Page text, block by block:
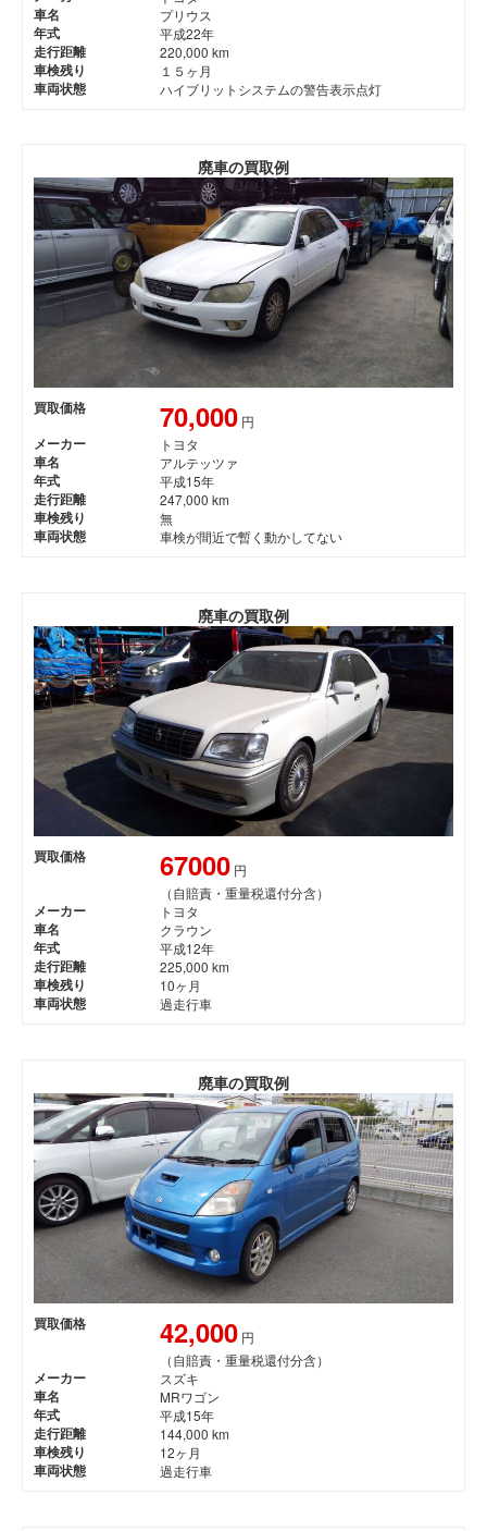
車名
プリウス
年式
平成22年
走行距離
220,000 km
車検残り
１５ヶ月
車両状態
ハイブリットシステムの警告表示点灯
廃車の買取例
買取価格 70,000円
メーカー
トヨタ
車名
アルテッツァ
年式
平成15年
走行距離
247,000 km
車検残り
無
車両状態
車検が間近で暫く動かしてない
廃車の買取例
買取価格 67000円
（自賠責・重量税還付分含）
メーカー
トヨタ
車名
クラウン
年式
平成12年
走行距離
225,000 km
車検残り
10ヶ月
車両状態
過走行車
廃車の買取例
買取価格 42,000円
（自賠責・重量税還付分含）
メーカー
スズキ
車名
MRワゴン
年式
平成15年
走行距離
144,000 km
車検残り
12ヶ月
車両状態
過走行車